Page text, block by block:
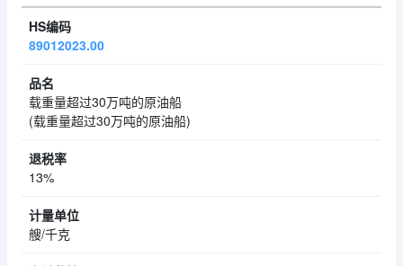
89012023.00
载重量超过30万吨的原油船
(载重量超过30万吨的原油船)
13%
艘/千克